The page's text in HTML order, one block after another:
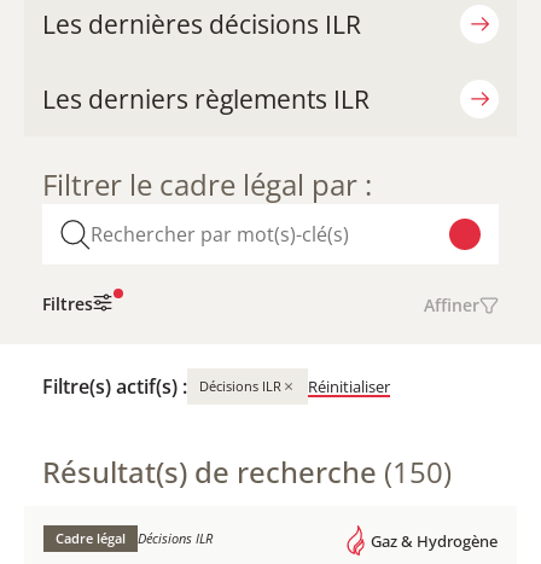
Les dernières décisions ILR
Les derniers règlements ILR
Filtrer le cadre légal par :
Filtres Affiner
Filtre(s) actif(s) : Décisions ILR × Réinitialiser
Résultat(s) de recherche (150)
Cadre légal Décisions ILR Gaz & Hydrogène